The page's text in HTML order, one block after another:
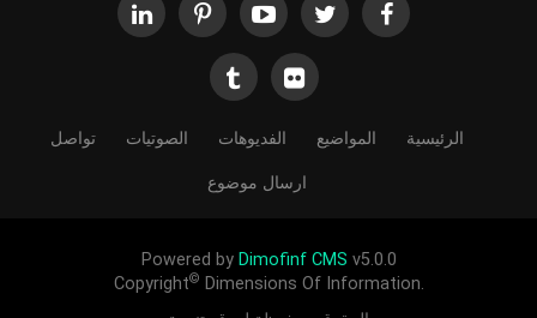
الرئيسية المواضيع الفديوهات الصوتيات تواصل
ارسال موضوع
Powered by Dimofinf CMS v5.0.0
Copyright© Dimensions Of Information.